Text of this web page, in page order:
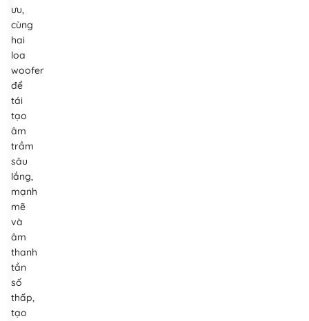
ưu,
cùng
hai
loa
woofer
để
tái
tạo
âm
trầm
sâu
lắng,
mạnh
mẽ
và
âm
thanh
tần
số
thấp,
tạo